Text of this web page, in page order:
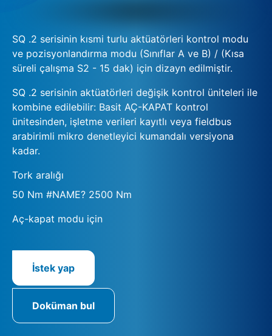
SQ .2 serisinin kısmi turlu aktüatörleri kontrol modu
ve pozisyonlandırma modu (Sınıflar A ve B) / (Kısa
süreli çalışma S2 - 15 dak) için dizayn edilmiştir.
SQ .2 serisinin aktüatörleri değişik kontrol üniteleri ile
kombine edilebilir: Basit AÇ-KAPAT kontrol
ünitesinden, işletme verileri kayıtlı veya fieldbus
arabirimli mikro denetleyici kumandalı versiyona
kadar.
Tork aralığı
50 Nm #NAME? 2500 Nm
Aç-kapat modu için
İstek yap
Doküman bul